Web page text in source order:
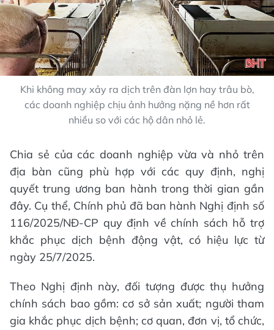
Khi không may xảy ra dịch trên đàn lợn hay trâu bò,
các doanh nghiệp chịu ảnh hưởng nặng nề hơn rất
nhiều so với các hộ dân nhỏ lẻ.
Chia sẻ của các doanh nghiệp vừa và nhỏ trên
địa bàn cũng phù hợp với các quy định, nghị
quyết trung ương ban hành trong thời gian gần
đây. Cụ thể, Chính phủ đã ban hành Nghị định số
116/2025/NĐ-CP quy định về chính sách hỗ trợ
khắc phục dịch bệnh động vật, có hiệu lực từ
ngày 25/7/2025.
Theo Nghị định này, đối tượng được thụ hưởng
chính sách bao gồm: cơ sở sản xuất; người tham
gia khắc phục dịch bệnh; cơ quan, đơn vị, tổ chức,